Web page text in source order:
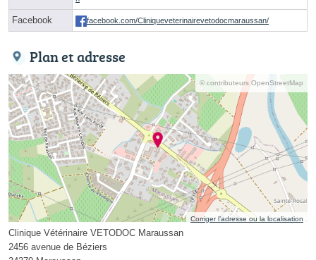
Facebook facebook.com/Cliniqueveterinairevetodocmaraussan/
Plan et adresse
© contributeurs OpenStreetMap
Corriger l’adresse ou la localisation
Clinique Vétérinaire VETODOC Maraussan
2456 avenue de Béziers